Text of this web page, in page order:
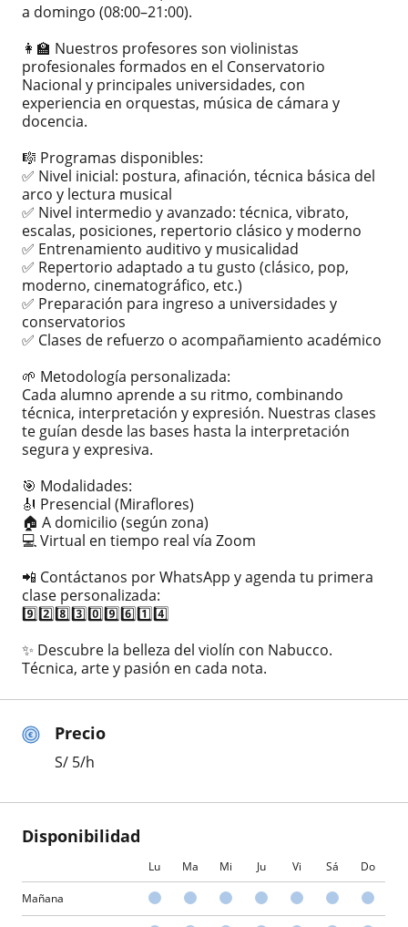
Precio
S/ 5/h
Disponibilidad
Lu Ma Mi Ju Vi Sá Do
Mañana
a domingo (08:00–21:00).
👩‍🏫 Nuestros profesores son violinistas
profesionales formados en el Conservatorio
Nacional y principales universidades, con
experiencia en orquestas, música de cámara y
docencia.
🎼 Programas disponibles:
✅ Nivel inicial: postura, afinación, técnica básica del
arco y lectura musical
✅ Nivel intermedio y avanzado: técnica, vibrato,
escalas, posiciones, repertorio clásico y moderno
✅ Entrenamiento auditivo y musicalidad
✅ Repertorio adaptado a tu gusto (clásico, pop,
moderno, cinematográfico, etc.)
✅ Preparación para ingreso a universidades y
conservatorios
✅ Clases de refuerzo o acompañamiento académico
🌱 Metodología personalizada:
Cada alumno aprende a su ritmo, combinando
técnica, interpretación y expresión. Nuestras clases
te guían desde las bases hasta la interpretación
segura y expresiva.
🎯 Modalidades:
🎻 Presencial (Miraflores)
🏠 A domicilio (según zona)
💻 Virtual en tiempo real vía Zoom
📲 Contáctanos por WhatsApp y agenda tu primera
clase personalizada:
9️⃣2️⃣8️⃣3️⃣0️⃣9️⃣6️⃣1️⃣4️⃣
✨ Descubre la belleza del violín con Nabucco.
Técnica, arte y pasión en cada nota.